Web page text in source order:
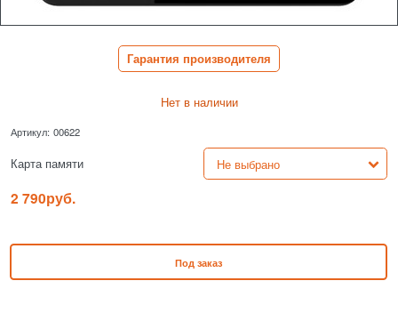
Гарантия производителя
Нет в наличии
Артикул: 00622
Карта памяти
2 790руб.
Под заказ